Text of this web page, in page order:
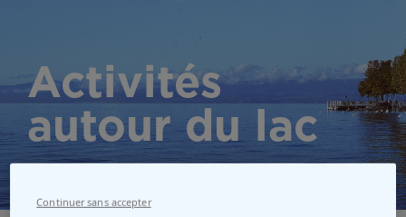
Activités
autour du lac
Continuer sans accepter